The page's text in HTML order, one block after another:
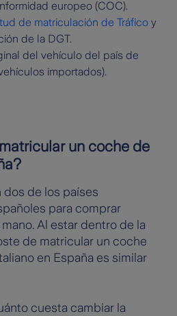
europeo (COC).
de matriculación de Tráfico y
de la DGT.
del vehículo del país de
importados).
un coche de
dos de los países
para comprar
Al estar dentro de la
de matricular un coche
en España es similar
cuesta cambiar la